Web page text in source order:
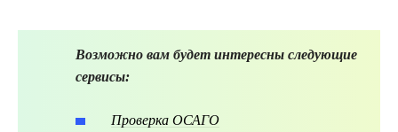
Возможно вам будет интересны следующие
сервисы:
Проверка ОСАГО